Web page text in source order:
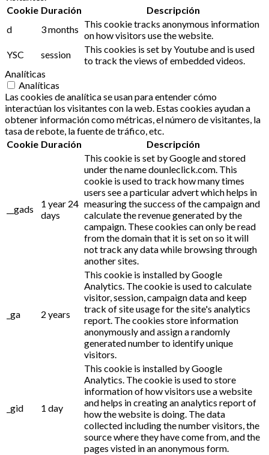
Cookie Duración
Descripción
d
3 months This cookie tracks anonymous information
on how visitors use the website.
YSC
session
This cookies is set by Youtube and is used
to track the views of embedded videos.
Analíticas
Analíticas
Las cookies de analítica se usan para entender cómo
interactúan los visitantes con la web. Estas cookies ayudan a
obtener información como métricas, el número de visitantes, la
tasa de rebote, la fuente de tráfico, etc.
Cookie Duración Descripción
__gads
1 year 24
days
This cookie is set by Google and stored
under the name dounleclick.com. This
cookie is used to track how many times
users see a particular advert which helps in
measuring the success of the campaign and
calculate the revenue generated by the
campaign. These cookies can only be read
from the domain that it is set on so it will
not track any data while browsing through
another sites.
_ga 2 years
This cookie is installed by Google
Analytics. The cookie is used to calculate
visitor, session, campaign data and keep
track of site usage for the site's analytics
report. The cookies store information
anonymously and assign a randomly
generated number to identify unique
visitors.
_gid 1 day
This cookie is installed by Google
Analytics. The cookie is used to store
information of how visitors use a website
and helps in creating an analytics report of
how the website is doing. The data
collected including the number visitors, the
source where they have come from, and the
pages visted in an anonymous form.